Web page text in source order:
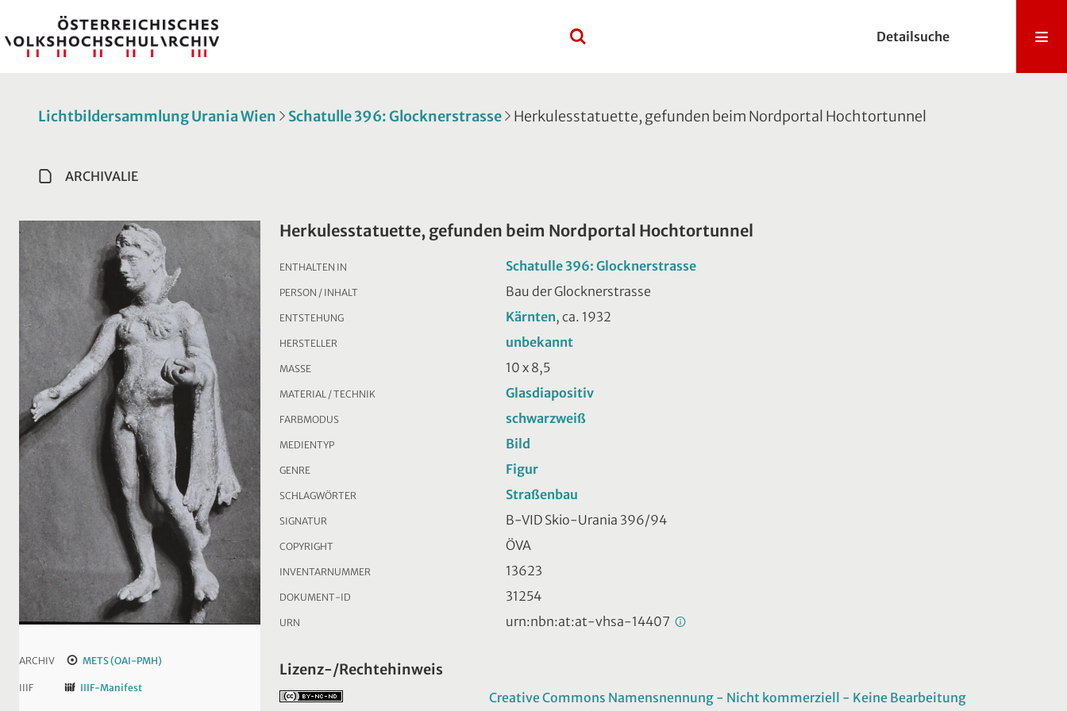
Detailsuche
Lichtbildersammlung Urania Wien Schatulle 396: Glocknerstrasse Herkulesstatuette, gefunden beim Nordportal Hochtortunnel
ARCHIVALIE
ARCHIV METS (OAI-PMH)
IIIF IIIF-Manifest
Herkulesstatuette, gefunden beim Nordportal Hochtortunnel
ENTHALTEN IN Schatulle 396: Glocknerstrasse
PERSON / INHALT Bau der Glocknerstrasse
ENTSTEHUNG Kärnten, ca. 1932
HERSTELLER unbekannt
MASSE 10 x 8,5
MATERIAL / TECHNIK Glasdiapositiv
FARBMODUS schwarzweiß
MEDIENTYP Bild
GENRE Figur
SCHLAGWÖRTER Straßenbau
SIGNATUR B-VID Skio-Urania 396/94
COPYRIGHT ÖVA
INVENTARNUMMER 13623
DOKUMENT-ID 31254
URN urn:nbn:at:at-vhsa-14407
Lizenz-/Rechtehinweis
Creative Commons Namensnennung - Nicht kommerziell - Keine Bearbeitung